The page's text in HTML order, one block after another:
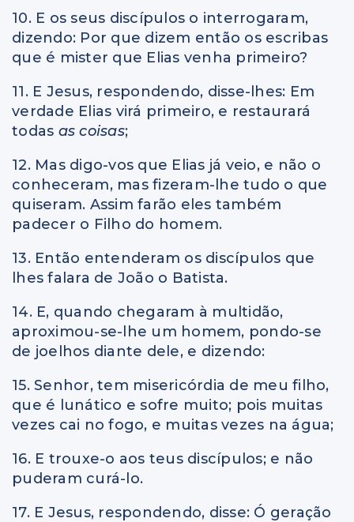
10. E os seus discípulos o interrogaram,
dizendo: Por que dizem então os escribas
que é mister que Elias venha primeiro?
11. E Jesus, respondendo, disse-lhes: Em
verdade Elias virá primeiro, e restaurará
todas as coisas;
12. Mas digo-vos que Elias já veio, e não o
conheceram, mas fizeram-lhe tudo o que
quiseram. Assim farão eles também
padecer o Filho do homem.
13. Então entenderam os discípulos que
lhes falara de João o Batista.
14. E, quando chegaram à multidão,
aproximou-se-lhe um homem, pondo-se
de joelhos diante dele, e dizendo:
15. Senhor, tem misericórdia de meu filho,
que é lunático e sofre muito; pois muitas
vezes cai no fogo, e muitas vezes na água;
16. E trouxe-o aos teus discípulos; e não
puderam curá-lo.
17. E Jesus, respondendo, disse: Ó geração